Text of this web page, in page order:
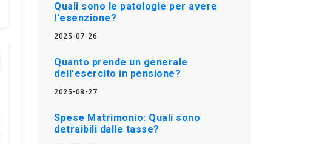
Quali sono le patologie per avere
l'esenzione?
2025-07-26
Quanto prende un generale
dell'esercito in pensione?
2025-08-27
Spese Matrimonio: Quali sono
detraibili dalle tasse?